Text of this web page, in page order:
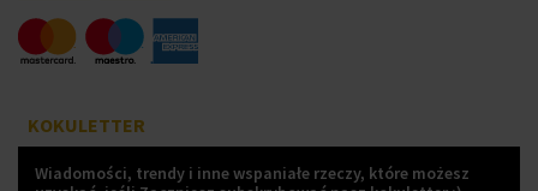
KOKULETTER
Wiadomości, trendy i inne wspaniałe rzeczy, które możesz